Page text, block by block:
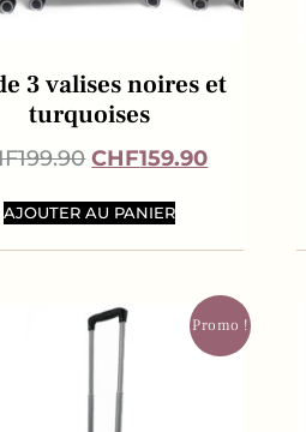
3 valises noires et
turquoises
199.90 CHF159.90
AJOUTER AU PANIER
Promo !